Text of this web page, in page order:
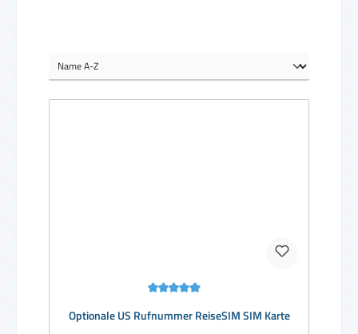
Optionale US Rufnummer ReiseSIM SIM Karte